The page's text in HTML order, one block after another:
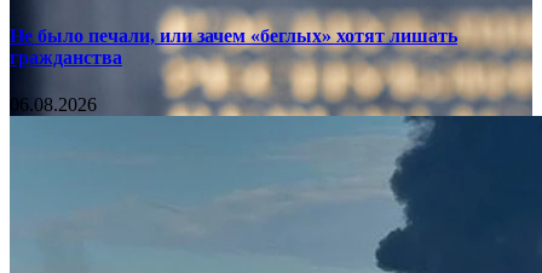
Не было печали, или зачем «беглых» хотят лишать
гражданства
06.08.2026